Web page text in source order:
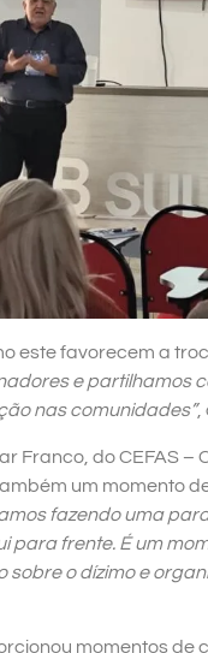
este favorecem a
e partilhamos
nas comunidades”,
Franco, do CEFAS –
um momento
fazendo uma
para frente. É um
o dízimo e
momentos de